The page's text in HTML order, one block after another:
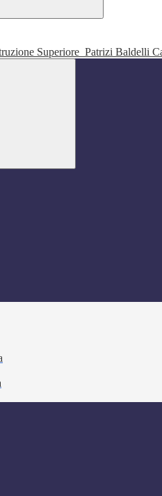
Superiore Patrizi Baldelli